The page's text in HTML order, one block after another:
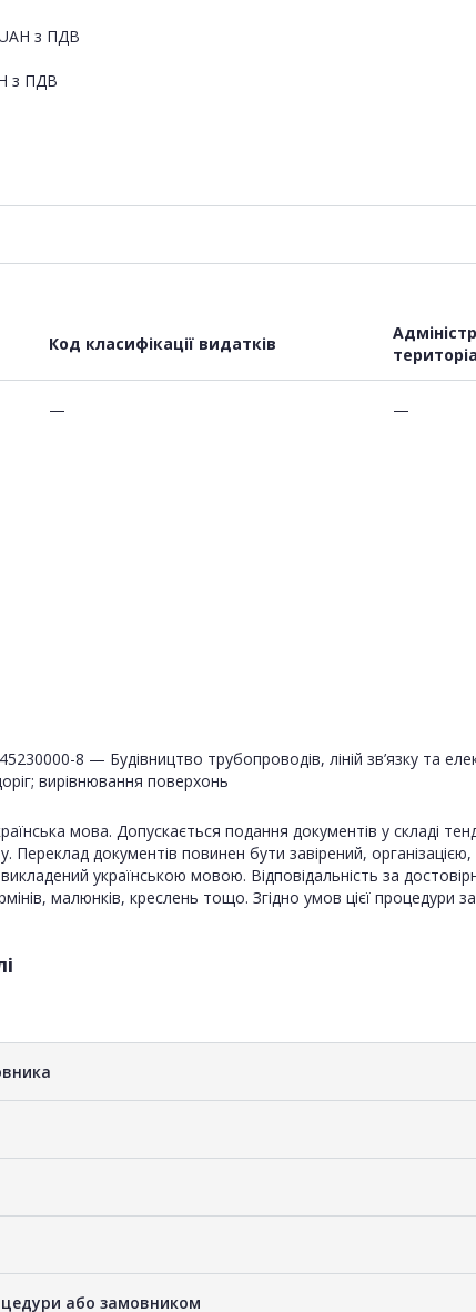
з ПДВ
з ПДВ
Код класифікації видатків
— —
8 — Будівництво трубопроводів, ліній зв’язку та
вирівнювання поверхонь
мова. Допускається подання документів у складі
документів повинен бути завірений,
українською мовою. Відповідальність за
малюнків, креслень тощо. Згідно умов цієї процедури
або замовником